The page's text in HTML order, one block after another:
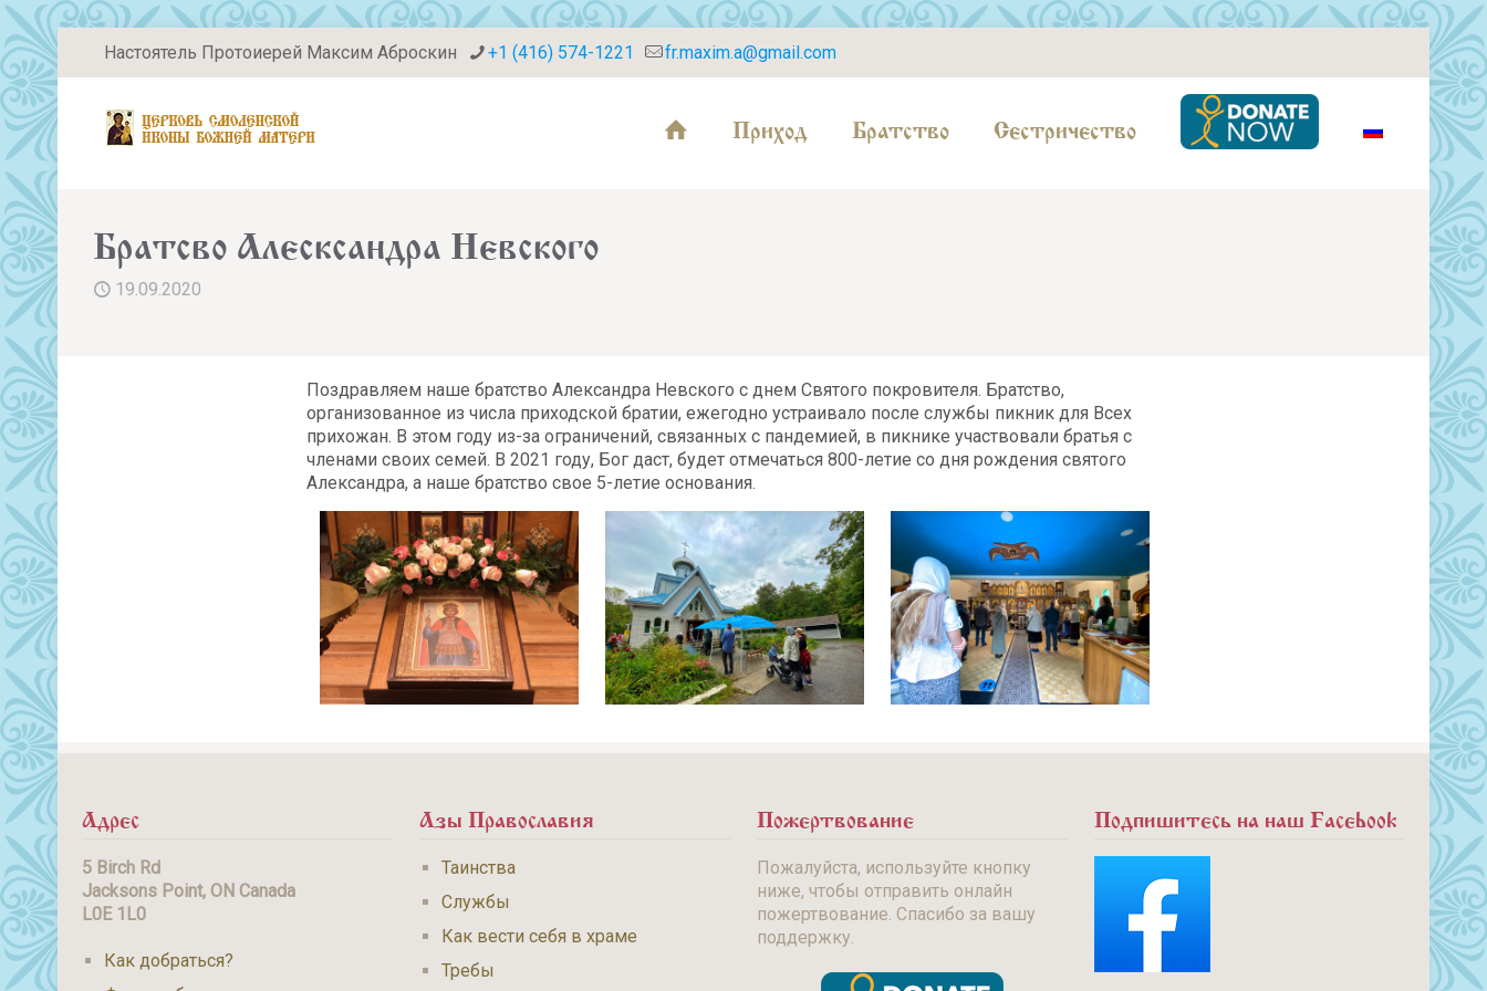
Настоятель Протоиерей Максим Аброскин +1 (416) 574-1221 fr.maxim.a@gmail.com
Приход Братство Сестричество
Братсво Алесксандра Невского
19.09.2020
Поздравляем наше братство Александра Невского с днем Святого покровителя. Братство,
организованное из числа приходской братии, ежегодно устраивало после службы пикник для Всех
прихожан. В этом году из-за ограничений, связанных с пандемией, в пикнике участвовали братья с
членами своих семей. В 2021 году, Бог даст, будет отмечаться 800-летие со дня рождения святого
Александра, а наше братство свое 5-летие основания.
Адрес
5 Birch Rd
Jacksons Point, ON Canada
L0E 1L0
Как добраться?
Азы Православия
Таинства
Службы
Как вести себя в храме
Требы
Пожертвование
Пожалуйста, используйте кнопку
ниже, чтобы отправить онлайн
пожертвование. Спасибо за вашу
поддержку.
Подпишитесь на наш Facebook